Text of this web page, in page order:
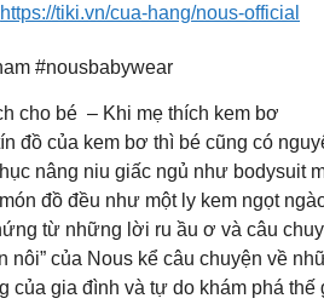
https://tiki.vn/cua-hang/nous-official
#nousbabywear
cho bé – Khi mẹ thích kem bơ
đồ của kem bơ thì bé cũng có
nâng niu giấc ngủ như bodysuit
đồ đều như một ly kem ngọt
từ những lời ru ầu ơ và câu
nôi” của Nous kể câu chuyện về
của gia đình và tự do khám phá thế